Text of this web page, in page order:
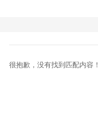
很抱歉，没有找到匹配内容！